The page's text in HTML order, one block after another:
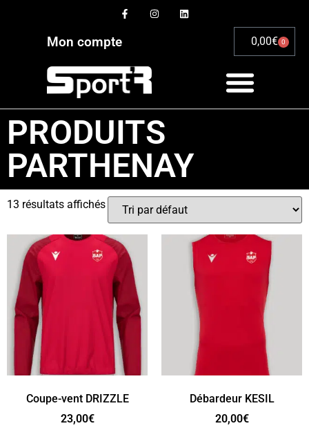
Mon compte 0,00€ 0
PRODUITS
PARTHENAY
13 résultats affichés
Coupe-vent DRIZZLE
23,00€
Débardeur KESIL
20,00€